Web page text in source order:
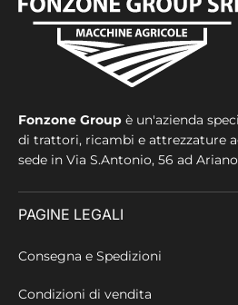
Fonzone Group è un'azienda
di trattori, ricambi e attrezzature
sede in Via S.Antonio, 56 ad
PAGINE LEGALI
Consegna e Spedizioni
Condizioni di vendita